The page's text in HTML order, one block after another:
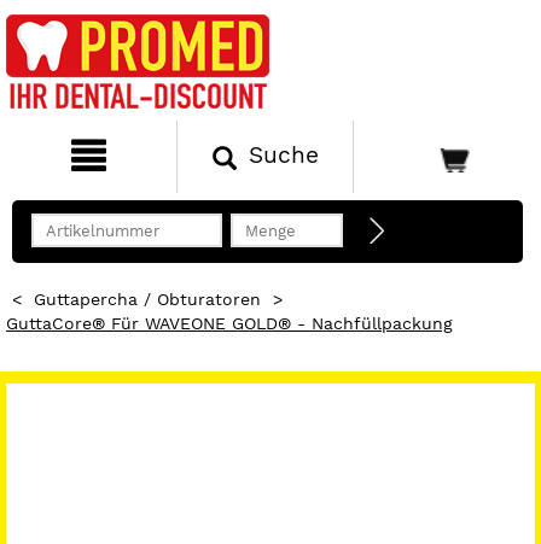
Suche
< Guttapercha / Obturatoren
>
GuttaCore® Für WAVEONE GOLD® - Nachfüllpackung